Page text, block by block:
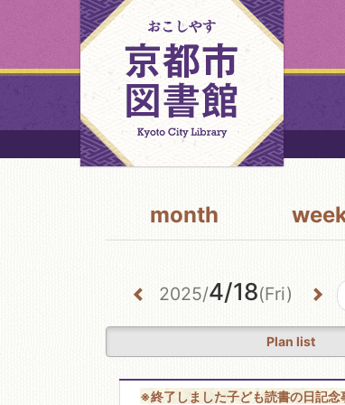
中
北
書
醍
month
2025/4/18(Fri)
Plan list
※終了しました子ども読書の日記